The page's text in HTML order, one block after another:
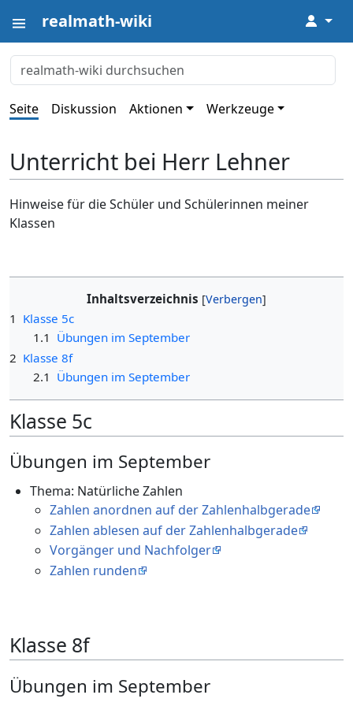
realmath-wiki ↓
Seite Diskussion Aktionen Werkzeuge
Unterricht bei Herr Lehner
Hinweise für die Schüler und Schülerinnen meiner
Klassen
Inhaltsverzeichnis
1 Klasse 5c
1.1 Übungen im September
2 Klasse 8f
2.1 Übungen im September
Klasse 5c
Übungen im September
Thema: Natürliche Zahlen
Zahlen anordnen auf der Zahlenhalbgerade
Zahlen ablesen auf der Zahlenhalbgerade
Vorgänger und Nachfolger
Zahlen runden
Klasse 8f
Übungen im September